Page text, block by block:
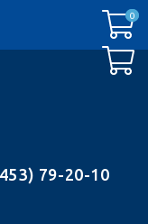
79-20-10
0
0